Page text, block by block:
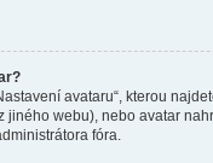
avataru“, kterou
jiného webu), nebo avatar
fóra.